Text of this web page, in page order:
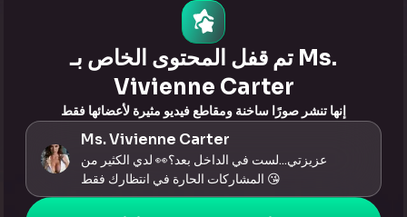
تم قفل المحتوى الخاص بـ Ms.
Vivienne Carter
إنها تنشر صورًا ساخنة ومقاطع فيديو مثيرة لأعضائها فقط
Ms. Vivienne Carter
عزيزتي...لست في الداخل بعد؟👀 لدي الكثير من
المشاركات الحارة في انتظارك فقط 😘